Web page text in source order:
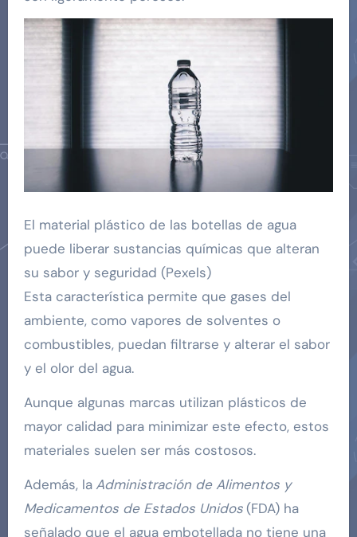
El material plástico de las botellas de agua
puede liberar sustancias químicas que alteran
su sabor y seguridad (Pexels)
Esta característica permite que gases del
ambiente, como vapores de solventes o
combustibles, puedan filtrarse y alterar el sabor
y el olor del agua.
Aunque algunas marcas utilizan plásticos de
mayor calidad para minimizar este efecto, estos
materiales suelen ser más costosos.
Además, laAdministración de Alimentos y
Medicamentos de Estados Unidos(FDA) ha
señalado que el agua embotellada no tiene una